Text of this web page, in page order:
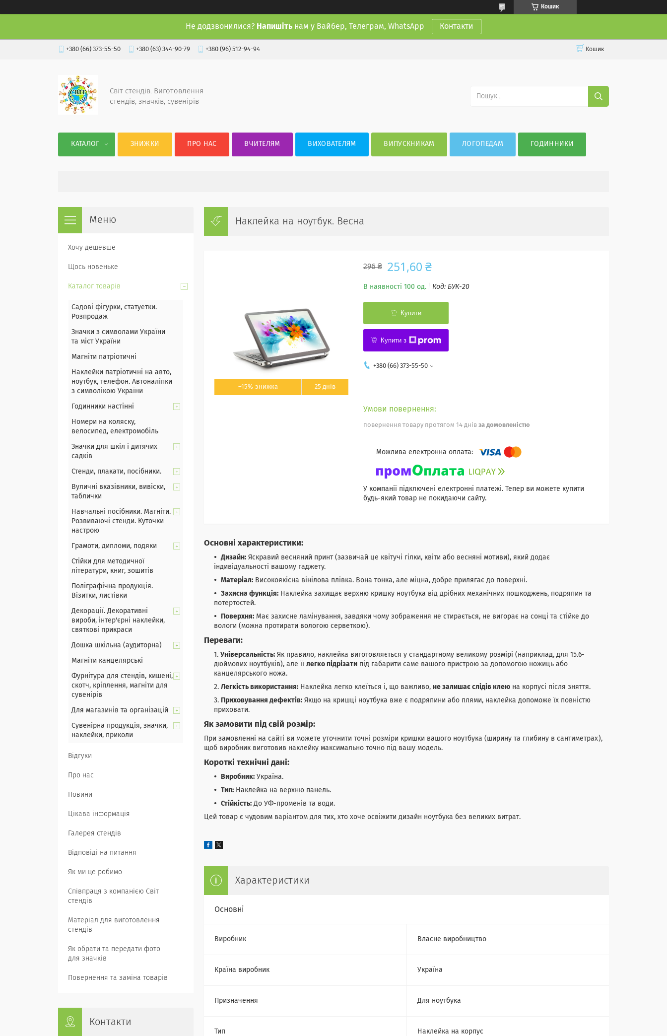
Кошик
Не додзвонилися? Напишіть нам у Вайбер, Телеграм, WhatsApp Контакти
+380 (66) 373-55-50 +380 (63) 344-90-79 +380 (96) 512-94-94 Кошик
Світ стендів. Виготовлення
стендів, значків, сувенірів
КАТАЛОГ ЗНИЖКИ ПРО НАС ВЧИТЕЛЯМ ВИХОВАТЕЛЯМ ВИПУСКНИКАМ ЛОГОПЕДАМ ГОДИННИКИ
Наклейка на ноутбук. Весна
–15% 25 днів
296 ₴ 251,60 ₴
В наявності 100 од. Код: БУК-20
Купити
Купити з
+380 (66) 373-55-50
повернення товару протягом 14 днів за домовленістю
У компанії підключені електронні платежі. Тепер ви можете купити
будь-який товар не покидаючи сайту.
Основні характеристики:
Дизайн: Яскравий весняний принт (зазвичай це квітучі гілки, квіти або весняні мотиви), який додає
індивідуальності вашому гаджету.
Матеріал: Високоякісна вінілова плівка. Вона тонка, але міцна, добре прилягає до поверхні.
Захисна функція: Наклейка захищає верхню кришку ноутбука від дрібних механічних пошкоджень, подряпин та
потертостей.
Поверхня: Має захисне ламінування, завдяки чому зображення не стирається, не вигорає на сонці та стійке до
вологи (можна протирати вологою серветкою).
Переваги:
Універсальність: Як правило, наклейка виготовляється у стандартному великому розмірі (наприклад, для 15.6-
дюймових ноутбуків), але її легко підрізати під габарити саме вашого пристрою за допомогою ножиць або
канцелярського ножа.
Легкість використання: Наклейка легко клеїться і, що важливо, не залишає слідів клею на корпусі після зняття.
Приховування дефектів: Якщо на кришці ноутбука вже є подряпини або плями, наклейка допоможе їх повністю
приховати.
Як замовити під свій розмір:
При замовленні на сайті ви можете уточнити точні розміри кришки вашого ноутбука (ширину та глибину в сантиметрах),
щоб виробник виготовив наклейку максимально точно під вашу модель.
Короткі технічні дані:
Виробник: Україна.
Тип: Наклейка на верхню панель.
Стійкість: До УФ-променів та води.
Цей товар є чудовим варіантом для тих, хто хоче освіжити дизайн ноутбука без великих витрат.
Характеристики
Основні
Виробник Власне виробництво
Країна виробник Україна
Призначення Для ноутбука
Тип Наклейка на корпус
Хочу дешевше
Щось новеньке
Каталог товарів
Садові фігурки, статуетки.
Розпродаж
Значки з символами України
та міст України
Магніти патріотичні
Наклейки патріотичні на авто,
ноутбук, телефон. Автоналіпки
з символікою України
Годинники настінні
Номери на коляску,
велосипед, електромобіль
Значки для шкіл і дитячих
садків
Стенди, плакати, посібники.
Вуличні вказівники, вивіски,
таблички
Навчальні посібники. Магніти.
Розвиваючі стенди. Куточки
настрою
Грамоти, дипломи, подяки
Стійки для методичної
літератури, книг, зошитів
Поліграфічна продукція.
Візитки, листівки
Декорації. Декоративні
вироби, інтер'єрні наклейки,
святкові прикраси
Дошка шкільна (аудиторна)
Магніти канцелярські
Фурнітура для стендів, кишені,
скотч, кріплення, магніти для
сувенірів
Для магазинів та організацій
Сувенірна продукція, значки,
наклейки, приколи
Відгуки
Про нас
Новини
Цікава інформація
Галерея стендів
Відповіді на питання
Як ми це робимо
Співпраця з компанією Світ
стендів
Матеріал для виготовлення
стендів
Як обрати та передати фото
для значків
Повернення та заміна товарів
Контакти